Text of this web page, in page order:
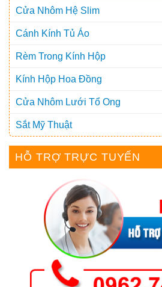
Cửa Nhôm Hệ Slim
Cánh Kính Tủ Áo
Rèm Trong Kính Hộp
Kính Hộp Hoa Đồng
Cửa Nhôm Lưới Tổ Ong
Sắt Mỹ Thuật
HỖ TRỢ TRỰC TUYẾN